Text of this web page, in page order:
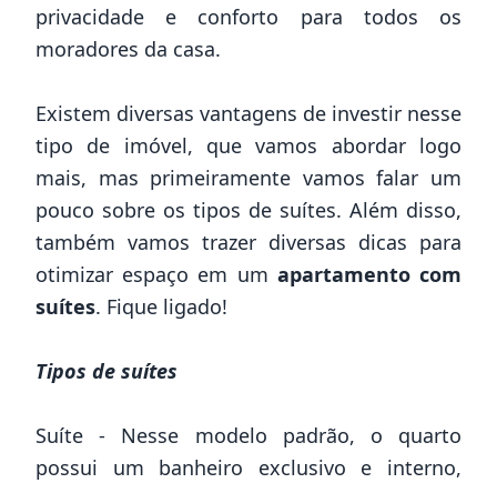
privacidade e conforto para todos os
moradores da casa.
Existem diversas vantagens de investir nesse
tipo de imóvel, que vamos abordar logo
mais, mas primeiramente vamos falar um
pouco sobre os tipos de suítes. Além disso,
também vamos trazer diversas dicas para
otimizar espaço em um apartamento com
suítes. Fique ligado!
Tipos de suítes
Suíte - Nesse modelo padrão, o quarto
possui um banheiro exclusivo e interno,